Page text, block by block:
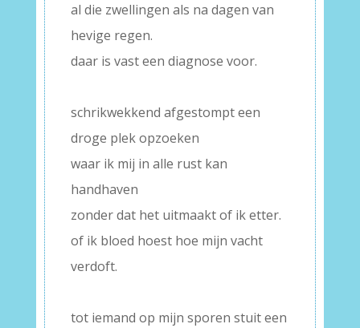
al die zwellingen als na dagen van
hevige regen.
daar is vast een diagnose voor.
schrikwekkend afgestompt een
droge plek opzoeken
waar ik mij in alle rust kan
handhaven
zonder dat het uitmaakt of ik etter.
of ik bloed hoest hoe mijn vacht
verdoft.
tot iemand op mijn sporen stuit een